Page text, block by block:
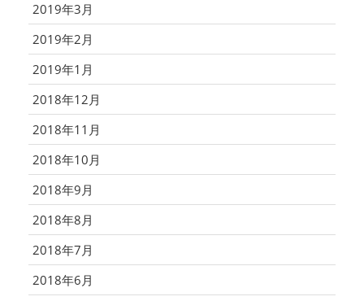
2019年3月
2019年2月
2019年1月
2018年12月
2018年11月
2018年10月
2018年9月
2018年8月
2018年7月
2018年6月